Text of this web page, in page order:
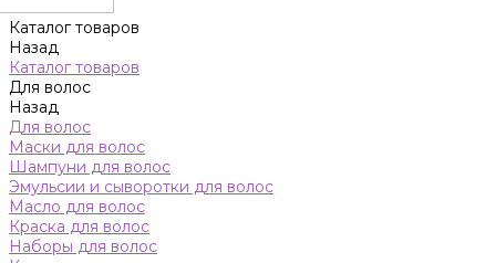
Каталог товаров
Назад
Каталог товаров
Для волос
Назад
Для волос
Маски для волос
Шампуни для волос
Эмульсии и сыворотки для волос
Масло для волос
Краска для волос
Наборы для волос